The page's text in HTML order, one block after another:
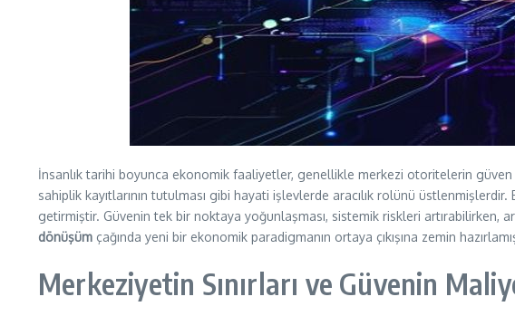
İnsanlık tarihi boyunca ekonomik faaliyetler, genellikle merkezi otoritelerin
sahiplik kayıtlarının tutulması gibi hayati işlevlerde aracılık rolünü
getirmiştir. Güvenin tek bir noktaya yoğunlaşması, sistemik riskleri
dönüşüm çağında yeni bir ekonomik paradigmanın ortaya çıkışına zemin
Merkeziyetin Sınırları ve Güvenin